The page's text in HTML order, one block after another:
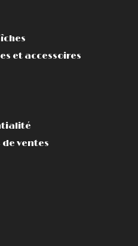
et accessoires
ventes